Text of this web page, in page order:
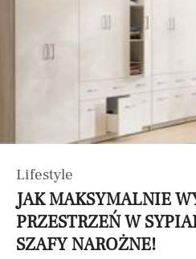
Lifestyle
JAK MAKSYMALNIE
PRZESTRZEŃ W
SZAFY NAROŻNE!